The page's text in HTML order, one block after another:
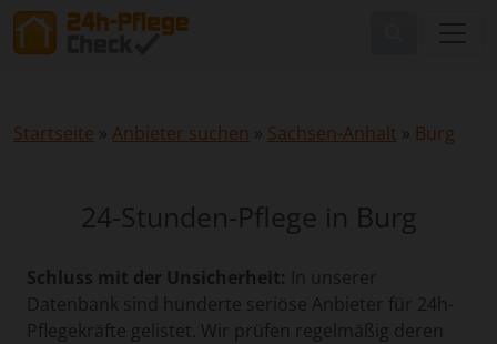
Startseite » Anbieter suchen » Sachsen-Anhalt » Burg
24-Stunden-Pflege in Burg
Schluss mit der Unsicherheit: In unserer
Datenbank sind hunderte seriöse Anbieter für 24h-
Pflegekräfte gelistet. Wir prüfen regelmäßig deren